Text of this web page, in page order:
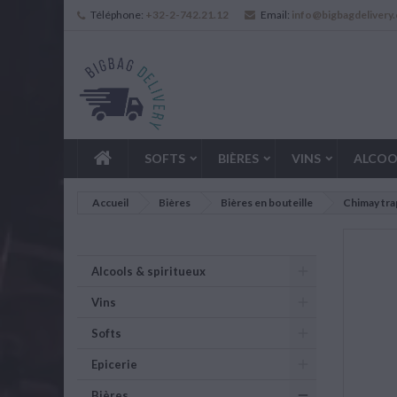
Téléphone: +32-2-742.21.12 Email:
SOFTS BIÈRES VINS
Accueil Bières Bières en bouteille Chimay
Alcools & spiritueux
Vins
Softs
Epicerie